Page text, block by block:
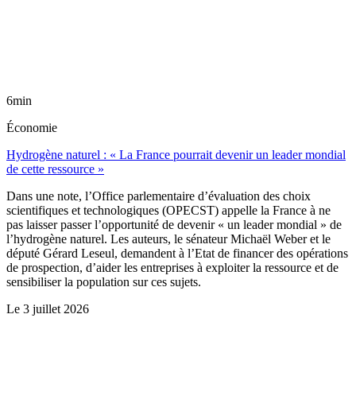
6min
Économie
Hydrogène naturel : « La France pourrait devenir un leader mondial
de cette ressource »
Dans une note, l’Office parlementaire d’évaluation des choix
scientifiques et technologiques (OPECST) appelle la France à ne
pas laisser passer l’opportunité de devenir « un leader mondial » de
l’hydrogène naturel. Les auteurs, le sénateur Michaël Weber et le
député Gérard Leseul, demandent à l’Etat de financer des opérations
de prospection, d’aider les entreprises à exploiter la ressource et de
sensibiliser la population sur ces sujets.
Le 3 juillet 2026